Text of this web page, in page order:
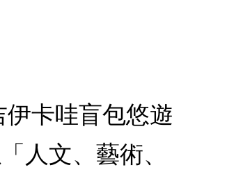
伊卡哇盲包悠遊
人文、藝術、